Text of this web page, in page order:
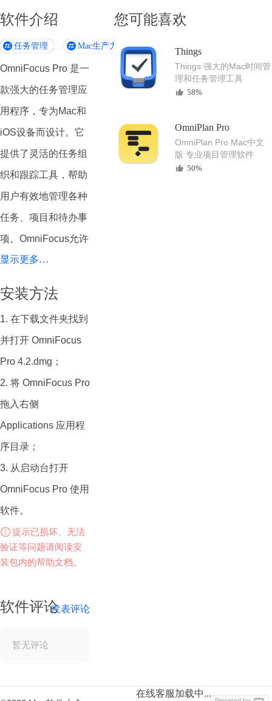
软件介绍
任务管理 Mac生产力工具
OmniFocus Pro 是一
款强大的任务管理应
用程序，专为Mac和
iOS设备而设计。它
提供了灵活的任务组
织和跟踪工具，帮助
用户有效地管理各种
任务、项目和待办事
项。OmniFocus允许
用户创建任务清单、
期和上下文，以便根
据需要轻松查看和处
理任务。此外，它还
支持自定义视图、标
签和自动化，以满足
不同用户的需求。无
论是个人生活还是工
作任务，OmniFocus
都可以帮助用户更加
有条理地管理时间和
任务，提高生产力。
OmniFocus 帮助我
们每天成就更大的成
创建项目和任务，使
中精力处理并完成当
显示更多…
安装方法
1. 在下载文件夹找到
并打开 OmniFocus
Pro 4.2.dmg；
2. 将 OmniFocus Pro
拖入右侧
Applications 应用程
序目录；
3. 从启动台打开
OmniFocus Pro 使用
软件。
提示已损坏、无法
验证等问题请阅读安
装包内的帮助文档。
您可能喜欢
Things
Things 强大的Mac时间管
理和任务管理工具
58%
OmniPlan Pro
OmniPlan Pro Mac中文
版 专业项目管理软件
50%
软件评论发表评论
暂无评论
在线客服加载中...